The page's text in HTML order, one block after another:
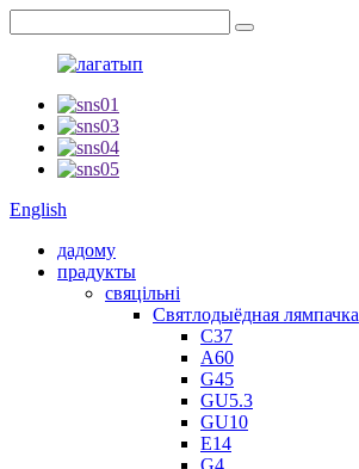
English
дадому
прадукты
свяцільні
Святлодыёдная лямпачка
C37
A60
G45
GU5.3
GU10
E14
G4